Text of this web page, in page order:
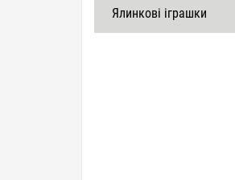
Ялинкові іграшки